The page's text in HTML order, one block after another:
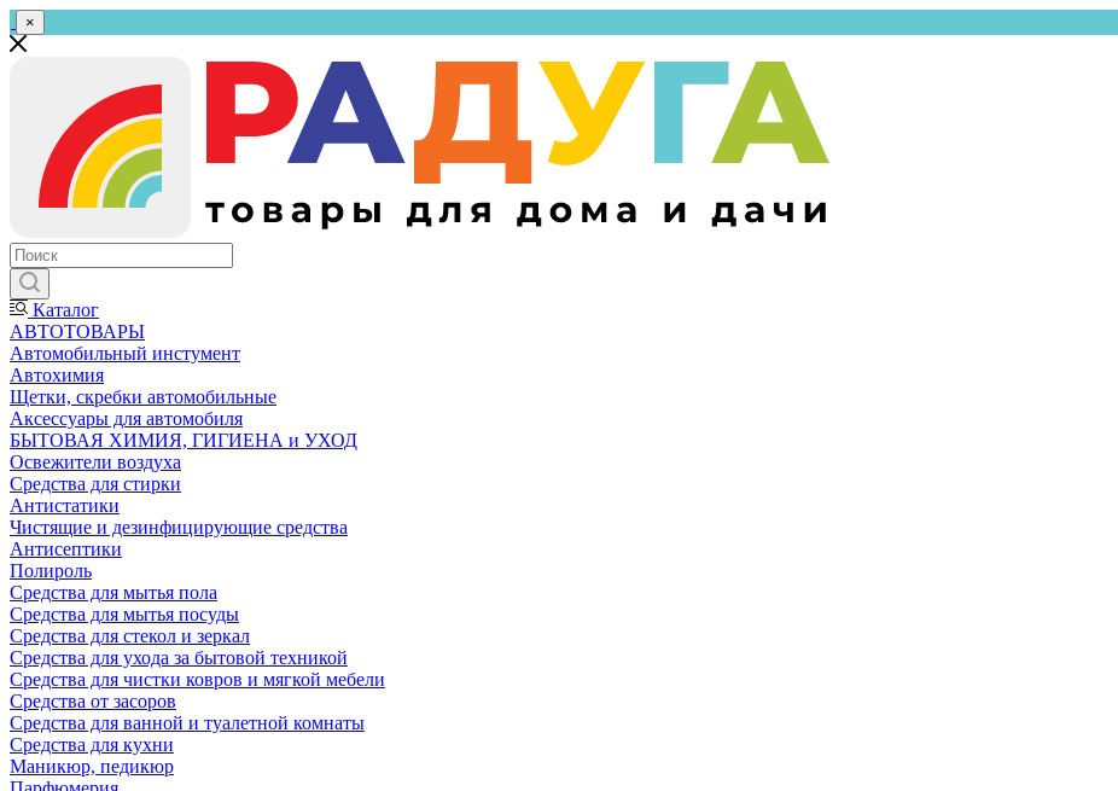
×
Каталог
АВТОТОВАРЫ
Автомобильный инстумент
Автохимия
Щетки, скребки автомобильные
Аксессуары для автомобиля
БЫТОВАЯ ХИМИЯ, ГИГИЕНА и УХОД
Освежители воздуха
Средства для стирки
Антистатики
Чистящие и дезинфицирующие средства
Антисептики
Полироль
Средства для мытья пола
Средства для мытья посуды
Средства для стекол и зеркал
Средства для ухода за бытовой техникой
Средства для чистки ковров и мягкой мебели
Средства от засоров
Средства для ванной и туалетной комнаты
Средства для кухни
Маникюр, педикюр